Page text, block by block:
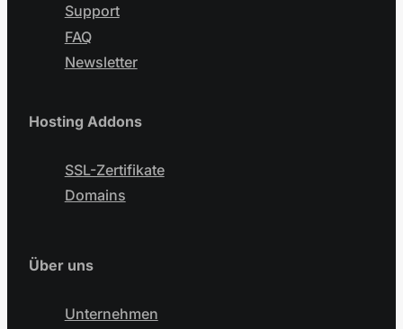
Support
FAQ
Newsletter
Hosting Addons
SSL-Zertifikate
Domains
Über uns
Unternehmen